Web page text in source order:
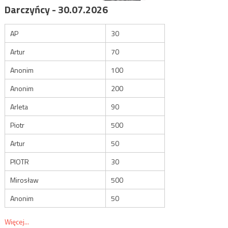
Darczyńcy - 30.07.2026
AP
30
Artur
70
Anonim
100
Anonim
200
Arleta
90
Piotr
500
Artur
50
PIOTR
30
Mirosław
500
Anonim
50
Więcej...